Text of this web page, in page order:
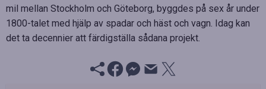
mil mellan Stockholm och Göteborg, byggdes på sex år under
1800-talet med hjälp av spadar och häst och vagn. Idag kan
det ta decennier att färdigställa sådana projekt.